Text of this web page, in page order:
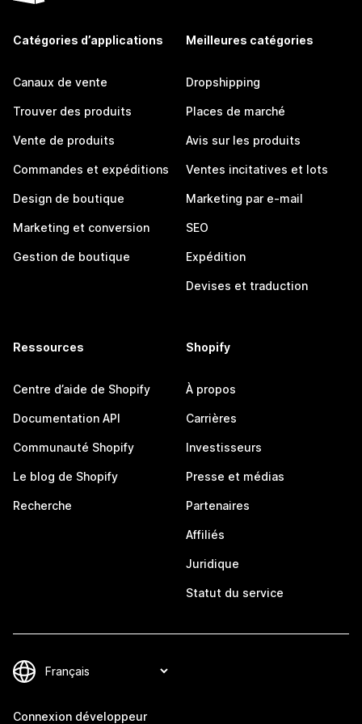
Catégories d’applications
Canaux de vente
Trouver des produits
Vente de produits
Commandes et expéditions
Design de boutique
Marketing et conversion
Gestion de boutique
Meilleures catégories
Dropshipping
Places de marché
Avis sur les produits
Ventes incitatives et lots
Marketing par e-mail
SEO
Expédition
Devises et traduction
Ressources
Centre d’aide de Shopify
Documentation API
Communauté Shopify
Le blog de Shopify
Recherche
Shopify
À propos
Carrières
Investisseurs
Presse et médias
Partenaires
Affiliés
Juridique
Statut du service
Connexion développeur